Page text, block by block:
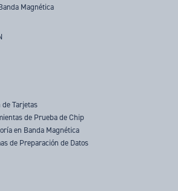
Magnética
Tarjetas
de Prueba de Chip
en Banda Magnética
de Preparación de Datos